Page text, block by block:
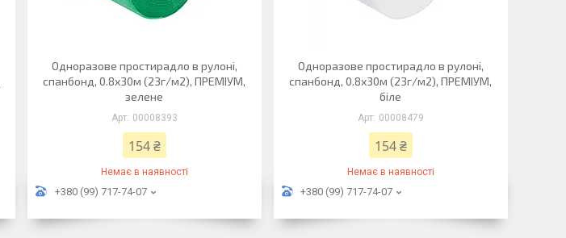
Одноразове простирадло в рулоні,
спанбонд, 0.8х30м (23г/м2), ПРЕМІУМ,
зелене
00008393
154 ₴
Немає в наявності
+380 (99) 717-74-07
Одноразове простирадло в рулоні,
спанбонд, 0.8х30м (23г/м2), ПРЕМІУМ,
біле
00008479
154 ₴
Немає в наявності
+380 (99) 717-74-07